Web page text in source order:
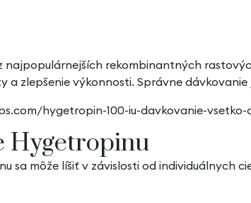
najpopulárnejších rekombinantných
a zlepšenie výkonnosti. Správne
hygetropin-100-iu-davkovanie-
Hygetropinu
sa môže líšiť v závislosti od individuálnych